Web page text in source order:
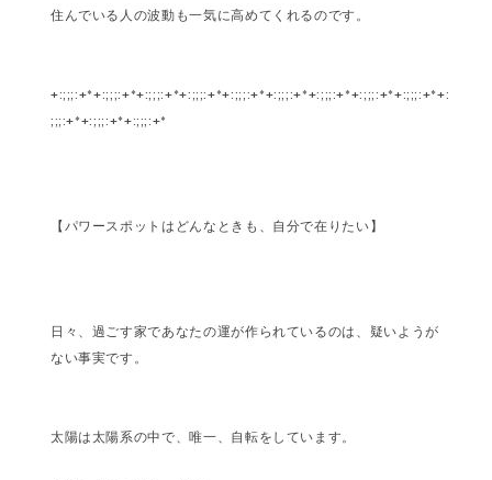
住んでいる人の波動も一気に高めてくれるのです。
+:;;;:+*+:;;;:+*+:;;;:+*+:;;;:+*+:;;;:+*+:;;;:+*+:;;;:+*+:;;;:+*+:;;;:+*+:
;;;:+*+:;;;:+*+:;;;:+*
【パワースポットはどんなときも、自分で在りたい】
日々、過ごす家であなたの運が作られているのは、疑いようが
ない事実です。
太陽は太陽系の中で、唯一、自転をしています。